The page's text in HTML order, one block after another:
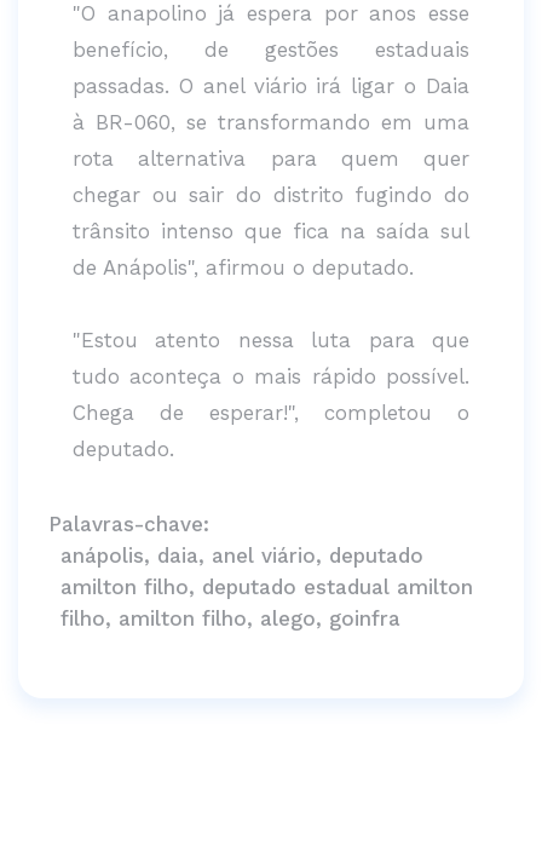
"O anapolino já espera por anos esse
benefício, de gestões estaduais
passadas. O anel viário irá ligar o Daia
à BR-060, se transformando em uma
rota alternativa para quem quer
chegar ou sair do distrito fugindo do
trânsito intenso que fica na saída sul
de Anápolis", afirmou o deputado.
"Estou atento nessa luta para que
tudo aconteça o mais rápido possível.
Chega de esperar!", completou o
deputado.
Palavras-chave:
anápolis, daia, anel viário, deputado
amilton filho, deputado estadual amilton
filho, amilton filho, alego, goinfra